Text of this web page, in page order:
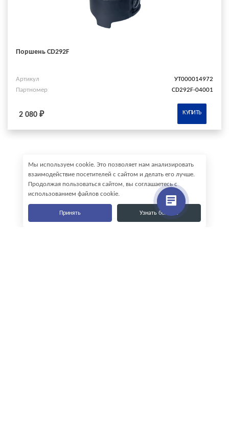
Поршень CD292F
Артикул
УТ000014972
Партномер
CD292F-04001
2 080 ₽ КУПИТЬ
Мы используем cookie. Это позволяет нам анализировать
взаимодействие посетителей с сайтом и делать его лучше.
Продолжая пользоваться сайтом, вы соглашаетесь с
использованием файлов cookie.
Принять Узнать больше